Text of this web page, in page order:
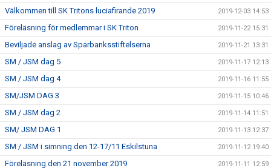
Välkommen till SK Tritons luciafirande 2019 2019-12-03 14:53
Föreläsning för medlemmar i SK Triton 2019-11-22 15:31
Beviljade anslag av Sparbanksstiftelserna 2019-11-21 13:31
SM / JSM dag 5 2019-11-17 12:13
SM / JSM dag 4 2019-11-16 11:55
SM/JSM DAG 3 2019-11-15 10:46
SM / JSM dag 2 2019-11-14 11:51
SM/ JSM DAG 1 2019-11-13 12:37
SM / JSM i simning den 12-17/11 Eskilstuna 2019-11-12 19:40
Föreläsning den 21 november 2019 2019-11-11 12:59